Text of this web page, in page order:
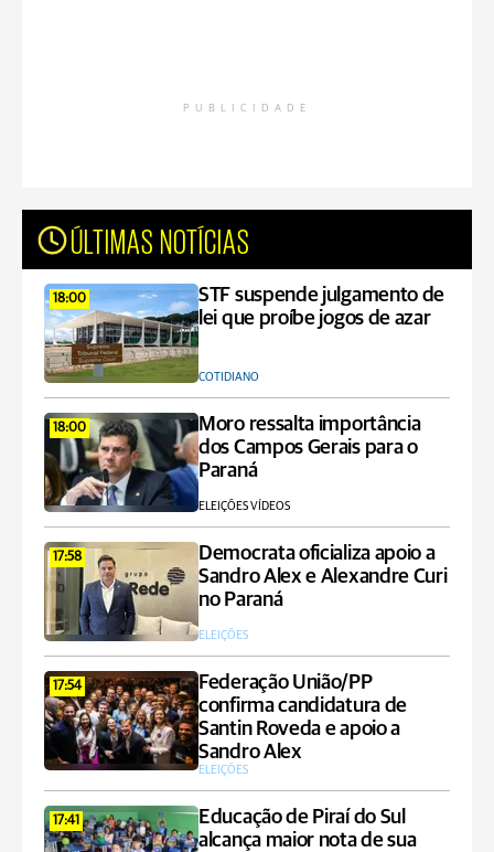
PUBLICIDADE
ÚLTIMAS NOTÍCIAS
18:00
STF suspende julgamento de
lei que proíbe jogos de azar
COTIDIANO
18:00
Moro ressalta importância
dos Campos Gerais para o
Paraná
ELEIÇÕES VÍDEOS
17:58
Democrata oficializa apoio a
Sandro Alex e Alexandre Curi
no Paraná
ELEIÇÕES
17:54
Federação União/PP
confirma candidatura de
Santin Roveda e apoio a
Sandro Alex
ELEIÇÕES
17:41
Educação de Piraí do Sul
alcança maior nota de sua